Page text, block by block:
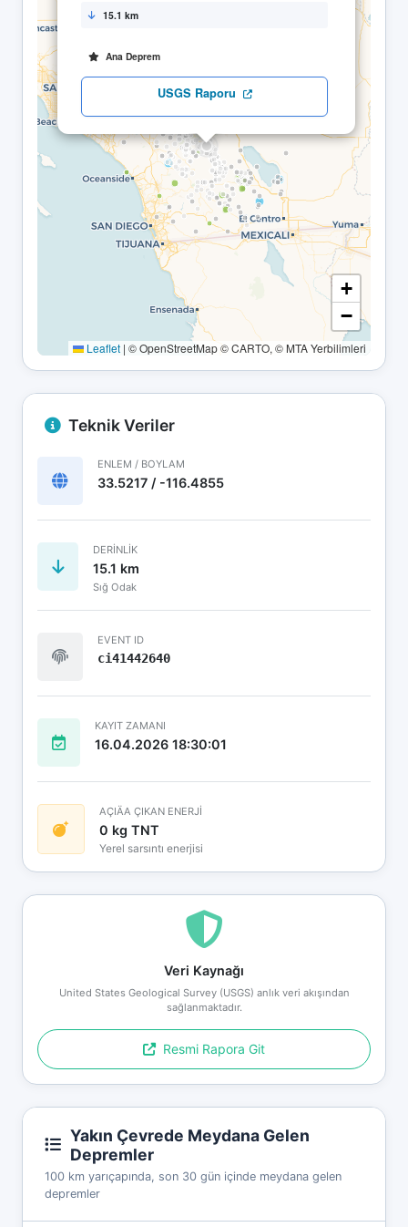
15.1 km
Ana Deprem
USGS Raporu
+
−
Leaflet | © OpenStreetMap © CARTO, © MTA Yerbilimleri
Teknik Veriler
ENLEM / BOYLAM
33.5217 / -116.4855
DERINLIK
15.1 km
Sığ Odak
EVENT ID
ci41442640
KAYIT ZAMANI
16.04.2026 18:30:01
AÇIÄA ÇIKAN ENERJİ
0 kg TNT
Yerel sarsıntı enerjisi
Veri Kaynağı
United States Geological Survey (USGS) anlık veri akışından
sağlanmaktadır.
Resmi Rapora Git
Yakın Çevrede Meydana Gelen
Depremler
100 km yarıçapında, son 30 gün içinde meydana gelen
depremler